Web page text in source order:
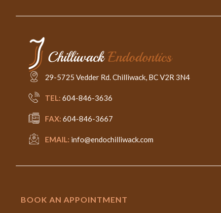
29-5725 Vedder Rd. Chilliwack, BC V2R 3N4
TEL: 604-846-3636
FAX: 604-846-3667
EMAIL: info@endochilliwack.com
BOOK AN APPOINTMENT